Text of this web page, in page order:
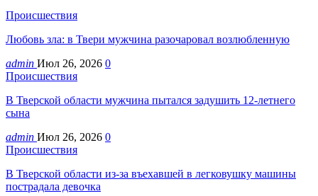
Происшествия
Любовь зла: в Твери мужчина разочаровал возлюбленную
admin Июл 26, 2026 0
Происшествия
В Тверской области мужчина пытался задушить 12-летнего
сына
admin Июл 26, 2026 0
Происшествия
В Тверской области из-за въехавшей в легковушку машины
пострадала девочка